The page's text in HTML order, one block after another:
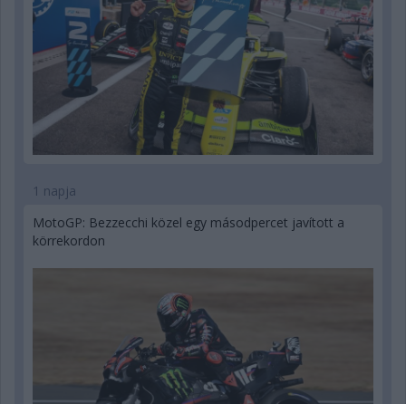
1 napja
MotoGP: Bezzecchi közel egy másodpercet javított a
körrekordon